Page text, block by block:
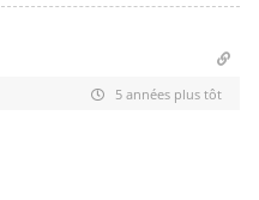
5 années plus tôt